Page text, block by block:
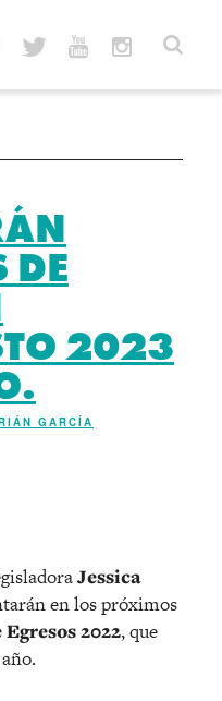
DE
2023
GARCÍA
Jessica
en los próximos
Egresos 2022, que